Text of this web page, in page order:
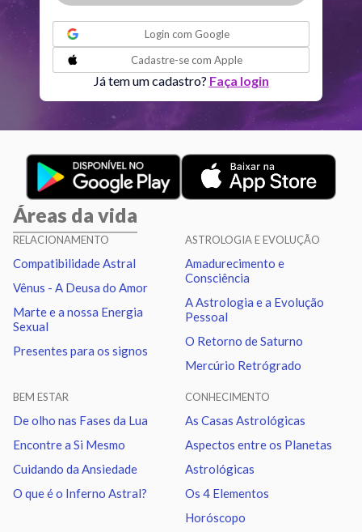
Lilith Sag 25
Nodo norte
Aspectos ativos Orbe
Conjunção Júpiter 6.50
Sol Trígono
Lua Mercúrio
Lua Trígono Vênus
Júpiter
Lua Conjunção Urano
Lua Sextil Netuno
Plutão
Login com Google
Cadastre-se com Apple
Já tem um cadastro? Faça login
Áreas da vida
RELACIONAMENTO
Compatibilidade Astral
Vênus - A Deusa do Amor
Marte e a nossa Energia
Sexual
Presentes para os signos
ASTROLOGIA E EVOLUÇÃO
Amadurecimento e
Consciência
A Astrologia e a Evolução
Pessoal
O Retorno de Saturno
Mercúrio Retrógrado
BEM ESTAR
De olho nas Fases da Lua
Encontre a Si Mesmo
Cuidando da Ansiedade
O que é o Inferno Astral?
CONHECIMENTO
As Casas Astrológicas
Aspectos entre os Planetas
Astrológicas
Os 4 Elementos
Horóscopo